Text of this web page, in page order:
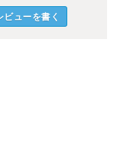
ビューを書く